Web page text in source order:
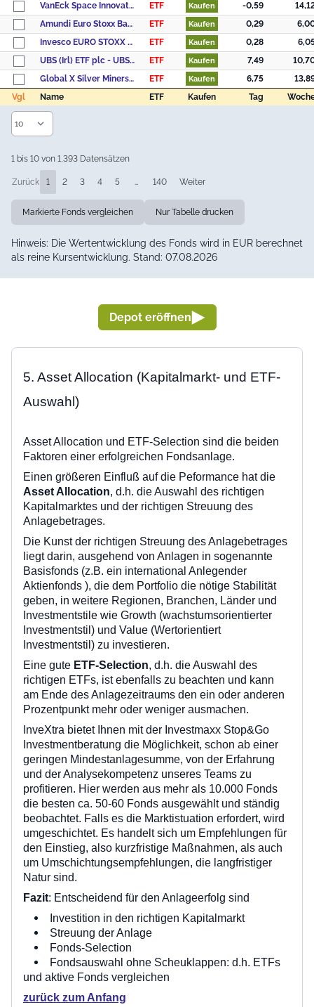
Vgl Name ETF Kaufen Tag
VanEck Space Innovators UCITS ETF A USD
ETF Kaufen -0,59
Amundi Euro Stoxx Banks UCITS ETF Acc
ETF Kaufen 0,29
Invesco EURO STOXX Optimised Banks UCITS ETF Acc
ETF Kaufen 0,28
UBS (Irl) ETF plc - UBS Solactive Global Pure Gold Miners UCITS ETF, Klasse USD dis
ETF Kaufen 7,49
Global X Silver Miners UCITS ETF USD Accumulating
ETF Kaufen 6,75
Vgl
Name ETF Kaufen Tag
1 bis 10 von 1,393 Datensätzen
Zurück 1 2 3 4 5 … 140 Weiter
Markierte Fonds vergleichen Nur Tabelle drucken
Hinweis: Die Wertentwicklung des Fonds wird in EUR berechnet
als reine Kursentwicklung. Stand: 07.08.2026
Depot eröffnen
5. Asset Allocation (Kapitalmarkt- und ETF-
Auswahl)
Asset Allocation und ETF-Selection sind die beiden
Faktoren einer erfolgreichen Fondsanlage.
Einen größeren Einfluß auf die Peformance hat die
Asset Allocation, d.h. die Auswahl des richtigen
Kapitalmarktes und der richtigen Streuung des
Anlagebetrages.
Die Kunst der richtigen Streuung des Anlagebetrages
liegt darin, ausgehend von Anlagen in sogenannte
Basisfonds (z.B. ein international Anlegender
Aktienfonds ), die dem Portfolio die nötige Stabilität
geben, in weitere Regionen, Branchen, Länder und
Investmentstile wie Growth (wachstumsorientierter
Investmentstil) und Value (Wertorientiert
Investmentstil) zu investieren.
Eine gute ETF-Selection, d.h. die Auswahl des
richtigen ETFs, ist ebenfalls zu beachten und kann
am Ende des Anlagezeitraums den ein oder anderen
Prozentpunkt mehr oder weniger ausmachen.
InveXtra bietet Ihnen mit der Investmaxx Stop&Go
Investmentberatung die Möglichkeit, schon ab einer
geringen Mindestanlagesumme, von der Erfahrung
und der Analysekompetenz unseres Teams zu
profitieren. Hier werden aus mehr als 10.000 Fonds
die besten ca. 50-60 Fonds ausgewählt und ständig
beobachtet. Falls es die Marktistuation erfordert, wird
umgeschichtet. Es handelt sich um Empfehlungen für
den Einstieg, also kurzfristige Maßnahmen, als auch
um Umschichtungsempfehlungen, die langfristiger
Natur sind.
Fazit: Entscheidend für den Anlageerfolg sind
Investition in den richtigen Kapitalmarkt
Streuung der Anlage
Fonds-Selection
Fondsauswahl ohne Scheuklappen: d.h. ETFs
und aktive Fonds vergleichen
zurück zum Anfang